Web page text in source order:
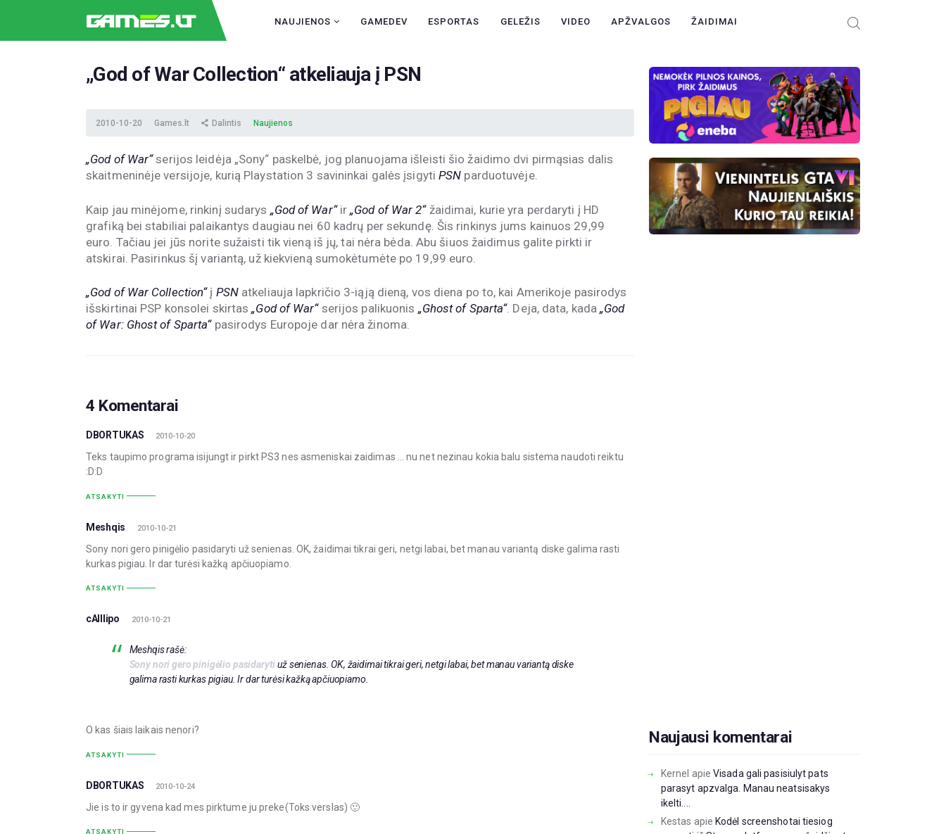
NAUJIENOS GAMEDEV ESPORTAS GELEŽIS VIDEO APŽVALGOS ŽAIDIMAI
NAUJIENOS
ESPORTAS
APŽVALGOS
ŽAIDIMAI
„God of War Collection“ atkeliauja į PSN
2010-10-20 Games.lt Dalintis Naujienos
„God of War“serijos leidėja „Sony“ paskelbė, jog planuojama išleisti šio žaidimo dvi pirmąsias dalis
skaitmeninėje versijoje, kurią Playstation 3 savininkai galės įsigytiPSN parduotuvėje.
Kaip jau minėjome, rinkinį sudarys „God of War“ir„God of War 2“žaidimai, kurie yra perdaryti į HD
grafiką bei stabiliai palaikantys daugiau nei 60 kadrų per sekundę. Šis rinkinys jums kainuos 29,99
euro. Tačiau jei jūs norite sužaisti tik vieną iš jų, tai nėra bėda. Abu šiuos žaidimus galite pirkti ir
atskirai. Pasirinkus šį variantą, už kiekvieną sumokėtumėte po 19,99 euro.
„God of War Collection“į PSNatkeliauja lapkričio 3-iąją dieną, vos diena po to, kai Amerikoje pasirodys
išskirtinai PSP konsolei skirtas„God of War“serijos palikuonis „Ghost of Sparta“. Deja, data, kada„God
of War: Ghost of Sparta“pasirodys Europoje dar nėra žinoma.
4 Komentarai
DBORTUKAS 2010-10-20
Teks taupimo programa isijungt ir pirkt PS3 nes asmeniskai zaidimas … nu net nezinau kokia balu sistema naudoti reiktu
:D:D
ATSAKYTI
Meshqis 2010-10-21
Sony nori gero pinigėlio pasidaryti už senienas. OK, žaidimai tikrai geri, netgi labai, bet manau variantą diske galima rasti
kurkas pigiau. Ir dar turėsi kažką apčiuopiamo.
ATSAKYTI
cAlllipo 2010-10-21
Meshqis rašė:
Sony nori gero pinigėlio pasidarytiuž senienas. OK, žaidimai tikrai geri, netgi labai, bet manau variantą diske
galima rasti kurkas pigiau. Ir dar turėsi kažką apčiuopiamo.
O kas šiais laikais nenori?
ATSAKYTI
DBORTUKAS 2010-10-24
Jie is to ir gyvena kad mes pirktume ju preke(Toks verslas) 🙂
ATSAKYTI
Naujausi komentarai
Kernel apieVisada gali pasisiulyt pats
parasyt apzvalga. Manau neatsisakys
ikelti....
Kestas apie Kodėl screenshotai tiesiog